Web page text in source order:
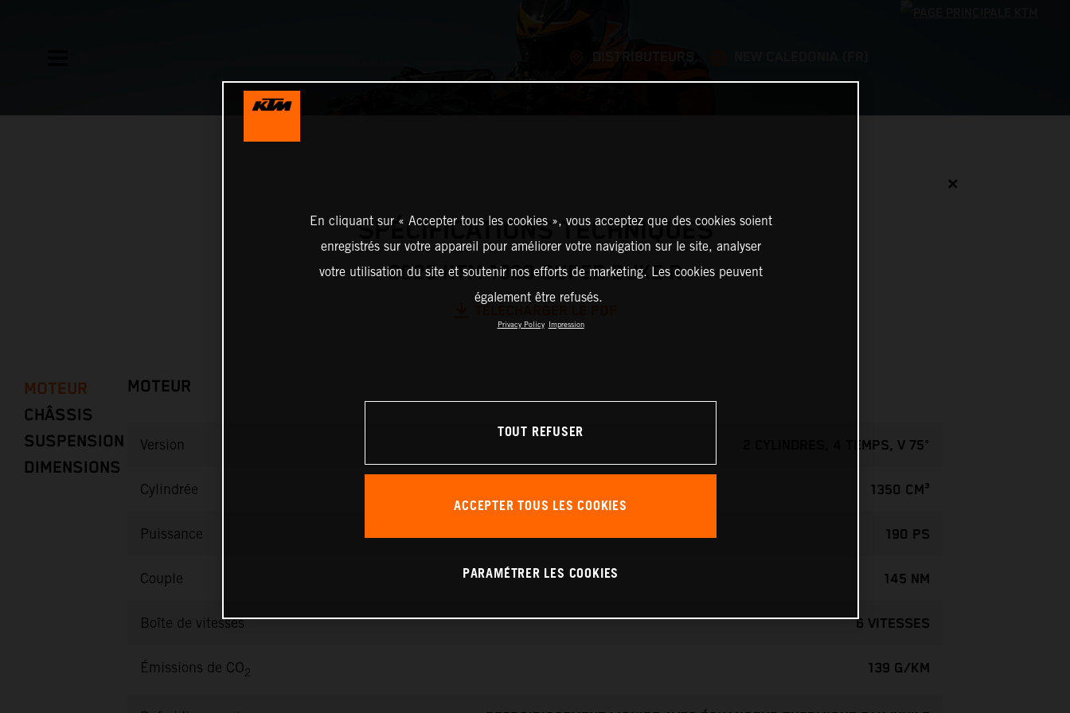
✕
SPÉCIFICATIONS TECHNIQUES
2025 KTM 1390 SUPER DUKE R
MOTEUR
CHÂSSIS
SUSPENSION
DIMENSIONS
MOTEUR
Version 2 CYLINDRES, 4 TEMPS, V 75°
Cylindrée 1350 CM³
Puissance 190 PS
Couple 145 NM
Boîte de vitesses 6 VITESSES
Émissions de CO2 139 G/KM
En cliquant sur « Accepter tous les cookies », vous acceptez que des cookies soient
enregistrés sur votre appareil pour améliorer votre navigation sur le site, analyser
votre utilisation du site et soutenir nos efforts de marketing. Les cookies peuvent
également être refusés.
Privacy Policy Impression
TOUT REFUSER
ACCEPTER TOUS LES COOKIES
PARAMÉTRER LES COOKIES